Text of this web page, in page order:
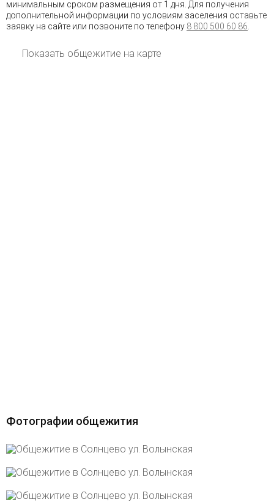
минимальным сроком размещения от 1 дня. Для получения
дополнительной информации по условиям заселения оставьте
заявку на сайте или позвоните по телефону 8 800 500 60 86.
Показать общежитие на карте
Фотографии общежития